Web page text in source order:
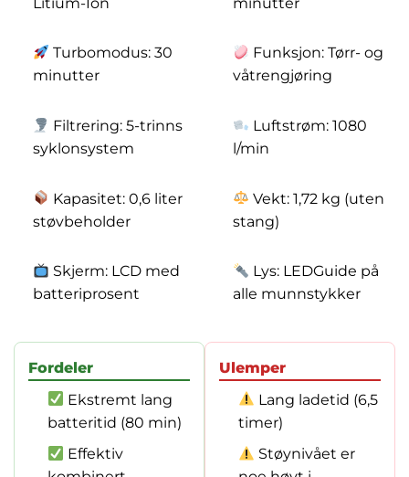
Turbomodus: 30
minutter
Funksjon: Tørr- og
våtrengjøring
Filtrering: 5-trinns
syklonsystem
Luftstrøm: 1080
l/min
Kapasitet: 0,6 liter
støvbeholder
Vekt: 1,72 kg (uten
stang)
Skjerm: LCD med
batteriprosent
Lys: LEDGuide på
alle munnstykker
Fordeler
Ekstremt lang
batteritid (80 min)
Effektiv
Ulemper
Lang ladetid (6,5
timer)
Støynivået er